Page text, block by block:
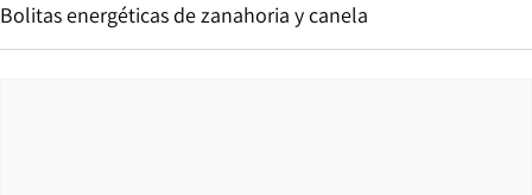
Bolitas energéticas de zanahoria y canela